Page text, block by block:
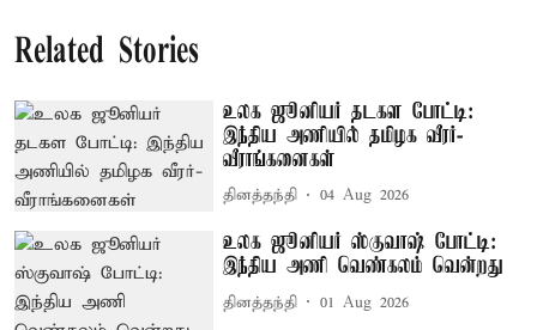
Related Stories
உலக ஜூனியர் தடகள போட்டி:
இந்திய அணியில் தமிழக வீரர்-
வீராங்கனைகள்
தினத்தந்தி 04 Aug 2026
உலக ஜூனியர் ஸ்குவாஷ் போட்டி:
இந்திய அணி வெண்கலம் வென்றது
தினத்தந்தி 01 Aug 2026